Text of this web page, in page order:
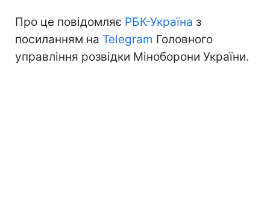
Про це повідомляє РБК-Україна з
посиланням на Telegram Головного
управління розвідки Міноборони України.